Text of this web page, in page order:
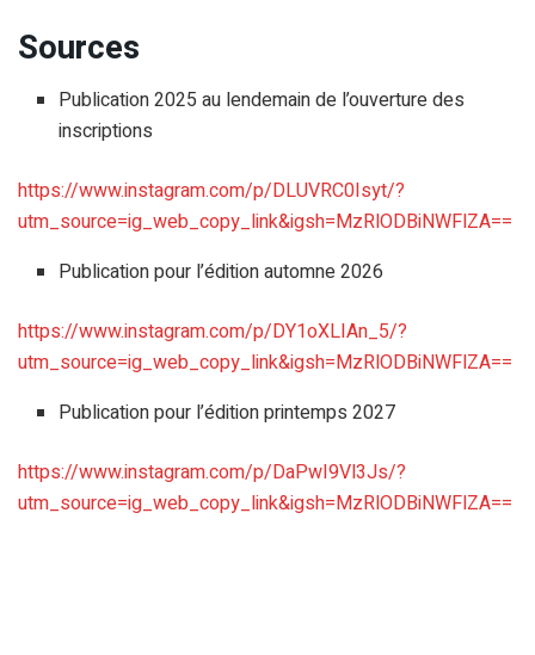
Sources
Publication 2025 au lendemain de l’ouverture des
inscriptions
https://www.instagram.com/p/DLUVRC0Isyt/?
utm_source=ig_web_copy_link&igsh=MzRlODBiNWFlZA==
Publication pour l’édition automne 2026
https://www.instagram.com/p/DY1oXLIAn_5/?
utm_source=ig_web_copy_link&igsh=MzRlODBiNWFlZA==
Publication pour l’édition printemps 2027
https://www.instagram.com/p/DaPwI9Vl3Js/?
utm_source=ig_web_copy_link&igsh=MzRlODBiNWFlZA==